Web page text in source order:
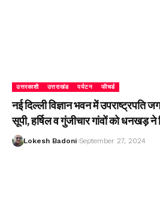
उत्तरकाशी उत्तराखंड पर्यटन फीचर्ड
नई दिल्ली विज्ञान भवन में
सूपी, हर्षिल व गुंजीचार गांवों को धनखड़
Lokesh Badoni September 27, 2024